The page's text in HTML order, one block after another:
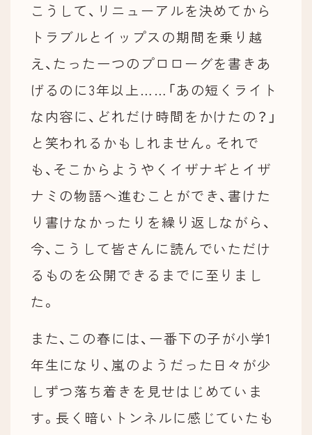
こうして、リニューアルを決めてから
トラブルとイップスの期間を乗り越
え、たった一つのプロローグを書きあ
げるのに3年以上……「あの短くライト
な内容に、どれだけ時間をかけたの？」
と笑われるかもしれません。それで
も、そこからようやくイザナギとイザ
ナミの物語へ進むことができ、書けた
り書けなかったりを繰り返しながら、
今、こうして皆さんに読んでいただけ
るものを公開できるまでに至りまし
た。
また、この春には、一番下の子が小学1
年生になり、嵐のようだった日々が少
しずつ落ち着きを見せはじめていま
す。長く暗いトンネルに感じていたも